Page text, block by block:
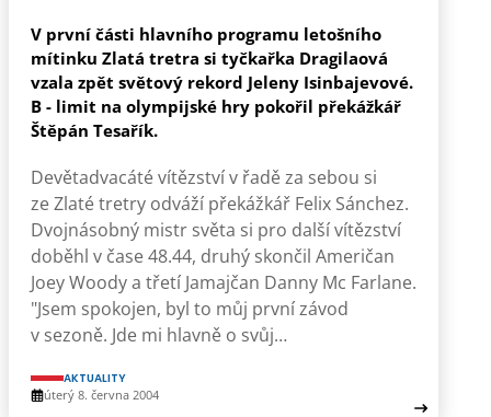
V první části hlavního programu letošního
mítinku Zlatá tretra si tyčkařka Dragilaová
vzala zpět světový rekord Jeleny Isinbajevové.
B - limit na olympijské hry pokořil překážkář
Štěpán Tesařík.
Devětadvacáté vítězství v řadě za sebou si
ze Zlaté tretry odváží překážkář Felix Sánchez.
Dvojnásobný mistr světa si pro další vítězství
doběhl v čase 48.44, druhý skončil Američan
Joey Woody a třetí Jamajčan Danny Mc Farlane.
"Jsem spokojen, byl to můj první závod
v sezoně. Jde mi hlavně o svůj…
AKTUALITY
úterý 8. června 2004